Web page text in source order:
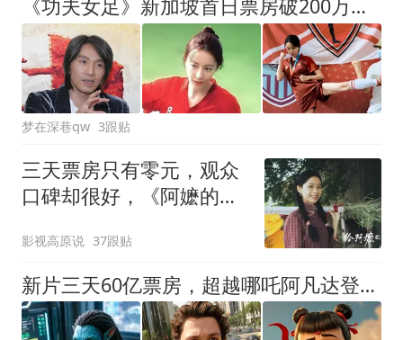
《功夫女足》新加坡首日票房破200万，星爷分账7.73亿
梦在深巷qw 3跟贴
三天票房只有零元，观众
口碑却很好，《阿嬷的情
影视高原说 37跟贴
新片三天60亿票房，超越哪吒阿凡达登顶全球影史